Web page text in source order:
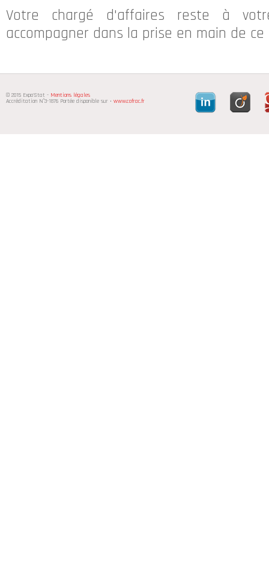
Votre chargé d'affaires reste à
accompagner dans la prise en main de
© 2015 Expo'Stat - Mentions légales
Accréditation N°3-1876 Portée disponible sur • www.cofrac.fr